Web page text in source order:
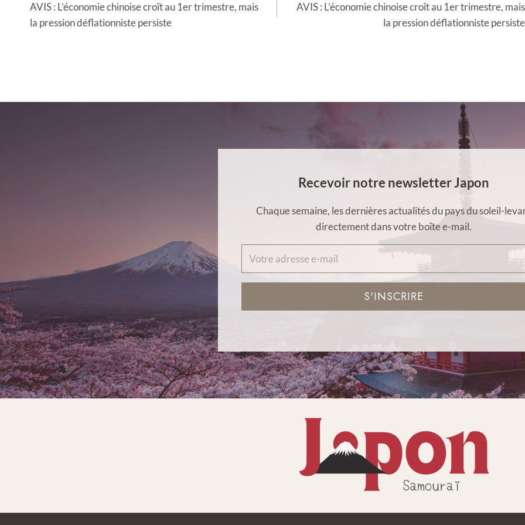
l’article
AVIS : L’économie chinoise croît au 1er trimestre, mais
la pression déflationniste persiste
AVIS : L’économie chinoise croît au 1er trimestre, mais
la pression déflationniste persiste
Recevoir notre newsletter Japon
Chaque semaine, les dernières actualités du pays du soleil-
directement dans votre boîte e-mail.
S'INSCRIRE